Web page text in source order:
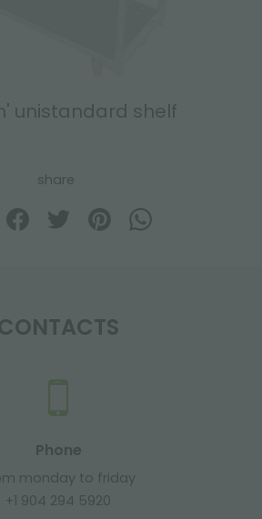
unistandard shelf
share
Phone
monday to friday
+1 904 294 5920